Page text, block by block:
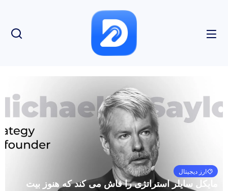
ارز دیجیتال
مایکل سایلر استراتژی را فاش می کند که هنوز بیت